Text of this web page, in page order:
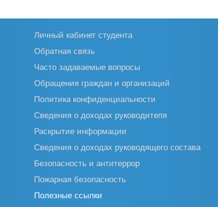
Личный кабинет студента
Обратная связь
Часто задаваемые вопросы
Обращения граждан и организаций
Политика конфиденциальности
Сведения о доходах руководителя
Раскрытие информации
Сведения о доходах руководящего состава
Безопасность и антитеррор
Пожарная безопасность
Полезные ссылки